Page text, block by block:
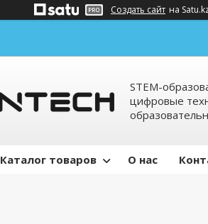
Создать сайт на
STEM-
цифровые
Каталог товаров О нас